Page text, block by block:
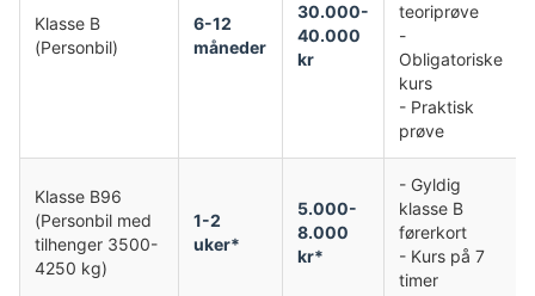
Klasse B
(Personbil)
6-12
måneder
30.000-
40.000
kr
teoriprøve
-
Obligatoriske
kurs
- Praktisk
prøve
Klasse B96
(Personbil med
tilhenger 3500-
4250 kg)
1-2
uker*
5.000-
8.000
kr*
- Gyldig
klasse B
førerkort
- Kurs på 7
timer